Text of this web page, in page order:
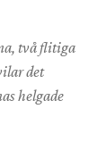
två flitiga
det
helgade